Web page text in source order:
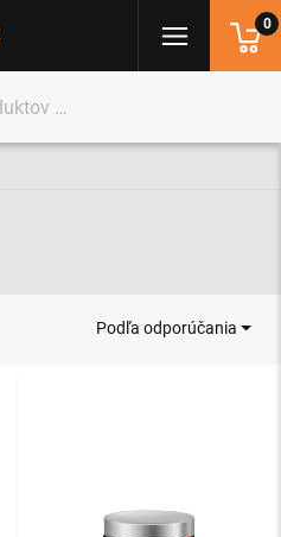
Podľa odporúčania
0